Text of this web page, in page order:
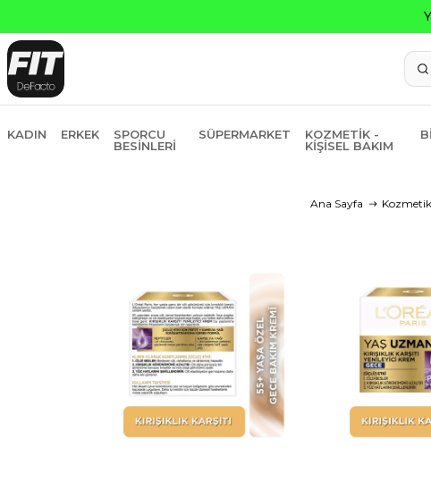
Yapı Kredi ve
KADIN ERKEK
SPORCU
BESINLERI
SÜPERMARKET
KOZMETIK -
KIŞISEL BAKIM
Ana Sayfa